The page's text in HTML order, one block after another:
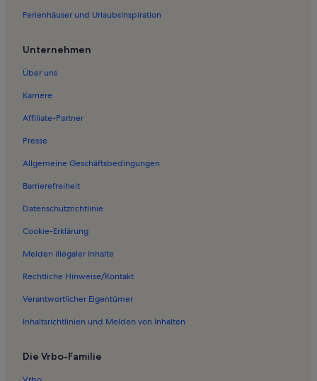
Ferienhäuser und Urlaubsinspiration
Unternehmen
Über uns
Karriere
Affiliate-Partner
Presse
Allgemeine Geschäftsbedingungen
Barrierefreiheit
Datenschutzrichtlinie
Cookie-Erklärung
Melden illegaler Inhalte
Rechtliche Hinweise/Kontakt
Verantwortlicher Eigentümer
Inhaltsrichtlinien und Melden von Inhalten
Die Vrbo-Familie